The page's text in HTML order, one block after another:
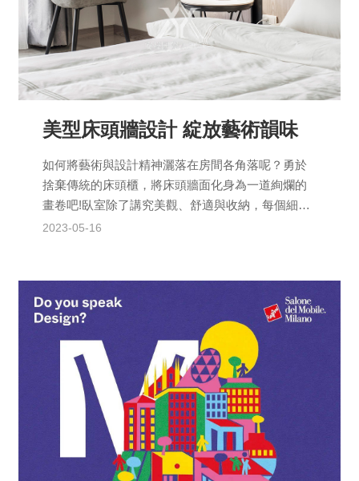
美型床頭牆設計 綻放藝術韻味
如何將藝術與設計精神灑落在房間各角落呢？勇於
捨棄傳統的床頭櫃，將床頭牆面化身為一道絢爛的
畫卷吧!臥室除了講究美觀、舒適與收納，每個細節
都在訴說著你的故事。看看設計師們如何做到化繁
2023-05-16